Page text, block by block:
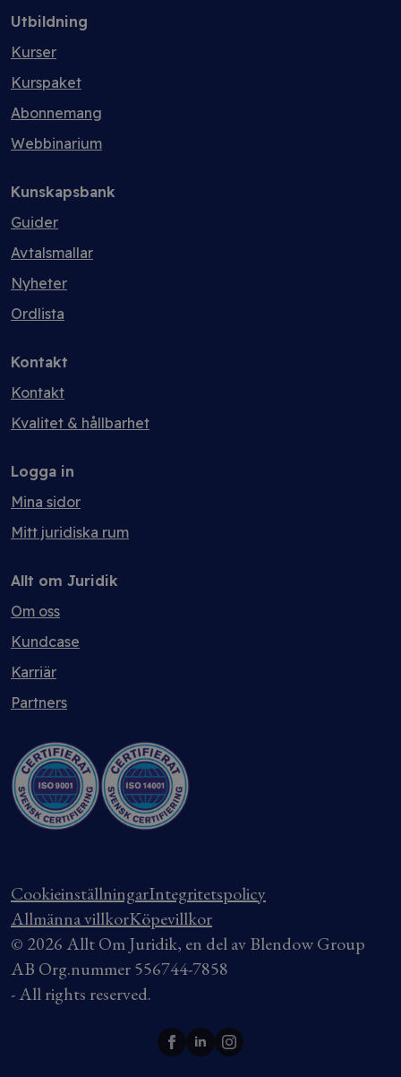
Utbildning
Kurser
Kurspaket
Abonnemang
Webbinarium
Kunskapsbank
Guider
Avtalsmallar
Nyheter
Ordlista
Kontakt
Kontakt
Kvalitet & hållbarhet
Logga in
Mina sidor
Mitt juridiska rum
Allt om Juridik
Om oss
Kundcase
Karriär
Partners
CookieinställningarIntegritetspolicy
Allmänna villkorKöpevillkor
© 2026 Allt Om Juridik, en del av Blendow Group
AB Org.nummer 556744-7858
- All rights reserved.